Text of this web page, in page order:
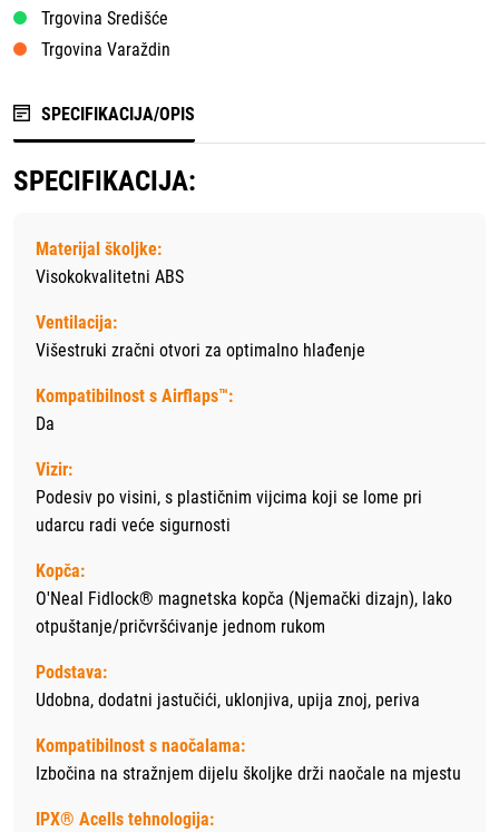
Trgovina Središće
Trgovina Varaždin
SPECIFIKACIJA/OPIS
SPECIFIKACIJA:
Materijal školjke:
Visokokvalitetni ABS
Ventilacija:
Višestruki zračni otvori za optimalno hlađenje
Kompatibilnost s Airflaps™:
Da
Vizir:
Podesiv po visini, s plastičnim vijcima koji se lome pri
udarcu radi veće sigurnosti
Kopča:
O'Neal Fidlock® magnetska kopča (Njemački dizajn), lako
otpuštanje/pričvršćivanje jednom rukom
Podstava:
Udobna, dodatni jastučići, uklonjiva, upija znoj, periva
Kompatibilnost s naočalama:
Izbočina na stražnjem dijelu školjke drži naočale na mjestu
IPX® Acells tehnologija: